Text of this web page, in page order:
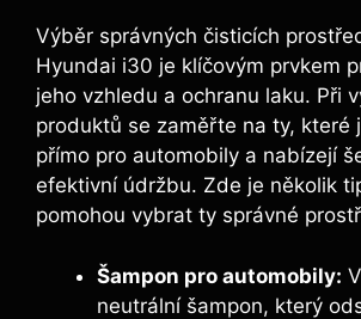
Výběr správných čisticích
Hyundai i30 je klíčovým prvkem
jeho vzhledu a ochranu laku. Při
produktů se zaměřte na ty, které
přímo pro automobily a nabízejí
efektivní údržbu. Zde je několik
pomohou vybrat ty správné
Šampon pro automobily:
neutrální šampon, který